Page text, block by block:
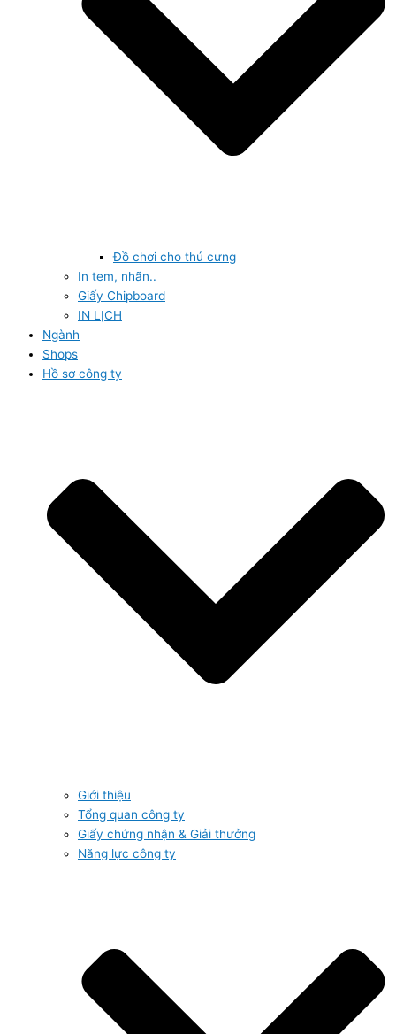
Đồ chơi cho thú cưng
In tem, nhãn..
Giấy Chipboard
IN LỊCH
Ngành
Shops
Hồ sơ công ty
Giới thiệu
Tổng quan công ty
Giấy chứng nhận & Giải thưởng
Năng lực công ty